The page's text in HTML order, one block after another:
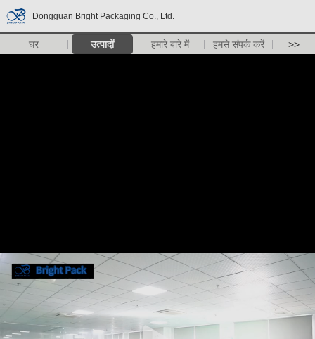
Dongguan Bright Packaging Co., Ltd.
घर उत्पादों हमारे बारे में हमसे संपर्क करें >>